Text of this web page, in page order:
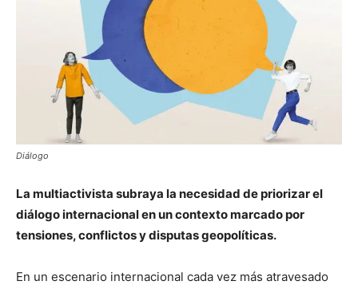
Diálogo
La multiactivista subraya la necesidad de priorizar el
diálogo internacional en un contexto marcado por
tensiones, conflictos y disputas geopolíticas.
En un escenario internacional cada vez más atravesado